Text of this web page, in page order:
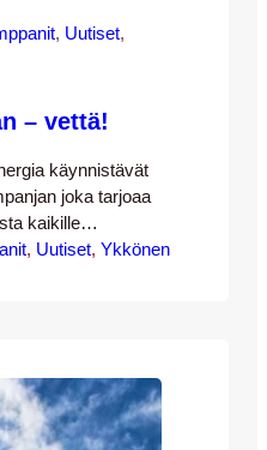
, Uutiset
– vettä!
käynnistävät
joka tarjoaa
kaikille
otteluita paikalla on
perheen
omat JJK-
, Uutiset, Ykkönen